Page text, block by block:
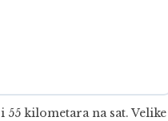
kilometara na sat. Velike